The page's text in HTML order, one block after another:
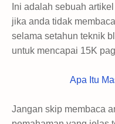
Ini adalah sebuah
jika anda tidak
selama setahun teknik
untuk mencapai 15K
Apa Itu
Jangan skip membaca